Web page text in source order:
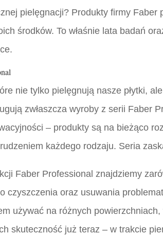
pielęgnacji? Produkty firmy
środków. To właśnie lata badań
nie tylko pielęgnują nasze płytki,
zwłaszcza wyroby z serii
– produkty są na bieżąco
każdego rodzaju. Seria
Faber Professional znajdziemy
czyszczenia oraz usuwania
używać na różnych
skuteczność już teraz – w trakcie